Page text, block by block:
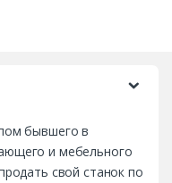
бывшего в
и мебельного
свой станок по